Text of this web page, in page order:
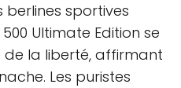
berlines sportives
Ultimate Edition se
de la liberté, affirmant
Les puristes